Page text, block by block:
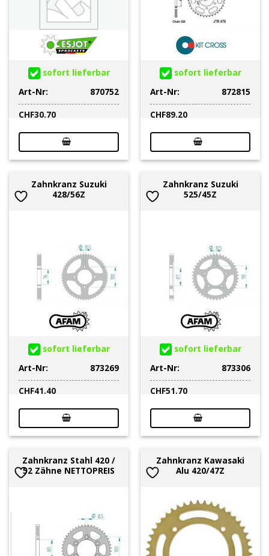
sofort lieferbar
Art-Nr:
870752
CHF30.70
sofort lieferbar
Art-Nr:
872815
CHF89.20
Zahnkranz Suzuki
428/56Z
sofort lieferbar
Art-Nr:
873269
CHF41.40
Zahnkranz Suzuki
525/45Z
sofort lieferbar
Art-Nr:
873306
CHF51.70
Zahnkranz Stahl 420 /
52 Zähne NETTOPREIS
Zahnkranz Kawasaki
Alu 420/47Z